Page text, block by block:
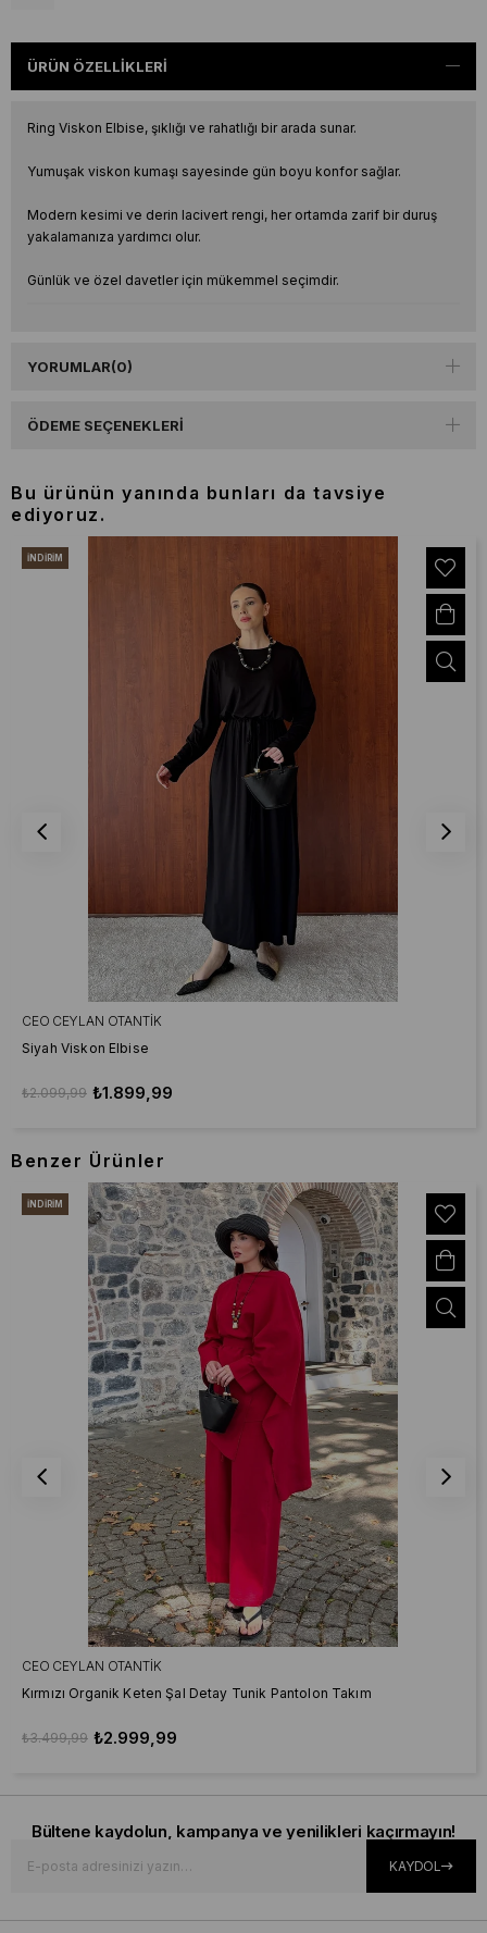
ÜRÜN ÖZELLIKLERI
Ring Viskon Elbise, şıklığı ve rahatlığı bir arada sunar.
Yumuşak viskon kumaşı sayesinde gün boyu konfor sağlar.
Modern kesimi ve derin lacivert rengi, her ortamda zarif bir duruş
yakalamanıza yardımcı olur.
Günlük ve özel davetler için mükemmel seçimdir.
YORUMLAR(0)
ÖDEME SEÇENEKLERI
Bu ürünün yanında bunları da tavsiye
ediyoruz.
CEO CEYLAN OTANTIK
Siyah Viskon Elbise
₺1.899,99
₺2.099,99
İNDIRIM
Benzer Ürünler
CEO CEYLAN OTANTIK
Kırmızı Organik Keten Şal Detay Tunik Pantolon Takım
₺2.999,99
₺3.499,99
İNDIRIM
Bültene kaydolun, kampanya ve yenilikleri kaçırmayın!
KAYDOL